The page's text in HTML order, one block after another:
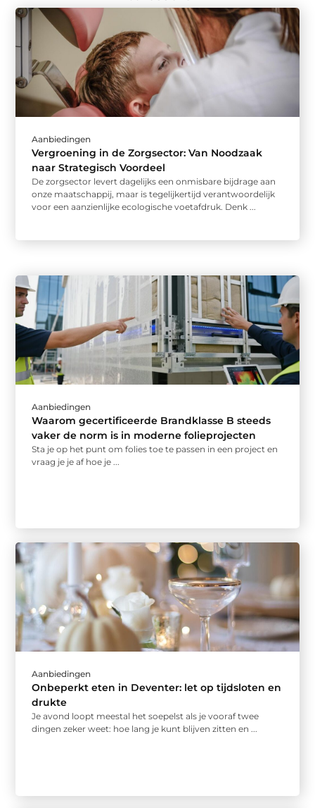
Aanbiedingen
Vergroening in de Zorgsector: Van Noodzaak
naar Strategisch Voordeel
De zorgsector levert dagelijks een onmisbare bijdrage aan
onze maatschappij, maar is tegelijkertijd verantwoordelijk
voor een aanzienlijke ecologische voetafdruk. Denk ...
Aanbiedingen
Waarom gecertificeerde Brandklasse B steeds
vaker de norm is in moderne folieprojecten
Sta je op het punt om folies toe te passen in een project en
vraag je je af hoe je ...
Aanbiedingen
Onbeperkt eten in Deventer: let op tijdsloten en
drukte
Je avond loopt meestal het soepelst als je vooraf twee
dingen zeker weet: hoe lang je kunt blijven zitten en ...